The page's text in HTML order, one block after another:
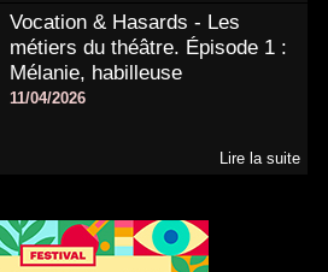
Vocation & Hasards - Les
métiers du théâtre. Épisode 1 :
Mélanie, habilleuse
11/04/2026
Lire la suite